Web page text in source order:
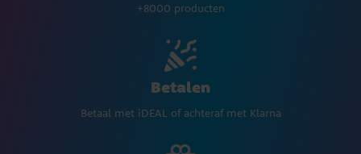
+8000 producten
Betalen
Betaal met iDEAL of achteraf met Klarna